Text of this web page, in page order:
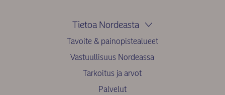
Tietoa Nordeasta
Tavoite & painopistealueet
Vastuullisuus Nordeassa
Tarkoitus ja arvot
Palvelut